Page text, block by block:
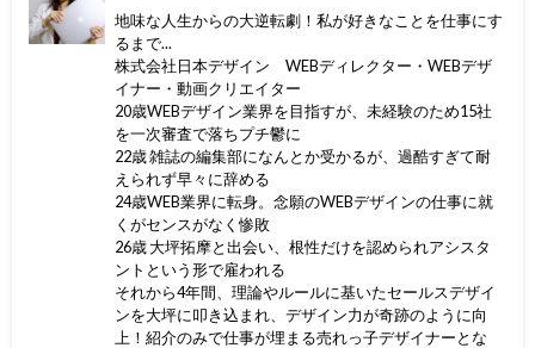
地味な人生からの大逆転劇！私が好きなことを仕事にす
るまで...
株式会社日本デザイン WEBディレクター・WEBデザ
イナー・動画クリエイター
20歳WEBデザイン業界を目指すが、未経験のため15社
を一次審査で落ちプチ鬱に
22歳 雑誌の編集部になんとか受かるが、過酷すぎて耐
えられず早々に辞める
24歳WEB業界に転身。念願のWEBデザインの仕事に就
くがセンスがなく惨敗
26歳 大坪拓摩と出会い、根性だけを認められアシスタ
ントという形で雇われる
それから4年間、理論やルールに基いたセールスデザイ
ンを大坪に叩き込まれ、デザイン力が奇跡のように向
上！紹介のみで仕事が埋まる売れっ子デザイナーとな